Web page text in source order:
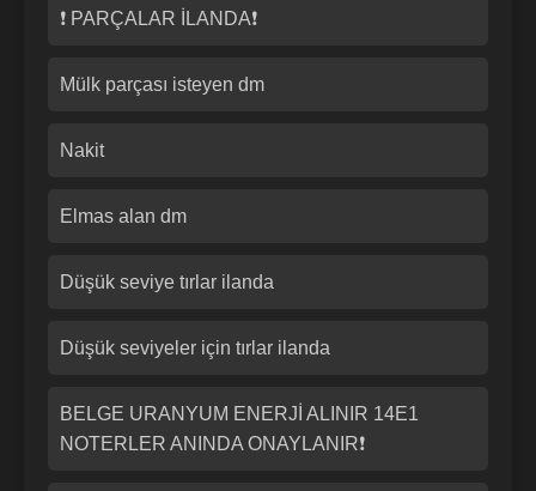
❗ PARÇALAR İLANDA❗
Mülk parçası isteyen dm
Nakit
Elmas alan dm
Düşük seviye tırlar ilanda
Düşük seviyeler için tırlar ilanda
BELGE URANYUM ENERJİ ALINIR 14E1
NOTERLER ANINDA ONAYLANIR❗